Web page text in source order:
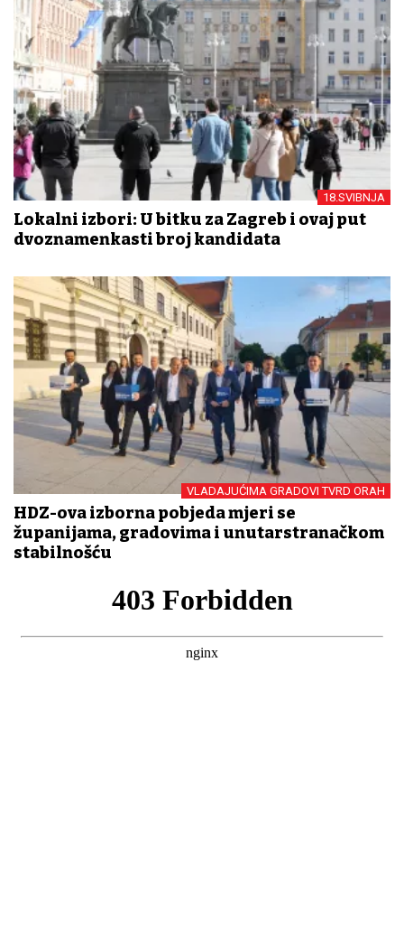
18.SVIBNJA
Lokalni izbori: U bitku za Zagreb i ovaj put
dvoznamenkasti broj kandidata
VLADAJUĆIMA GRADOVI TVRD ORAH
HDZ-ova izborna pobjeda mjeri se
županijama, gradovima i unutarstranačkom
stabilnošću